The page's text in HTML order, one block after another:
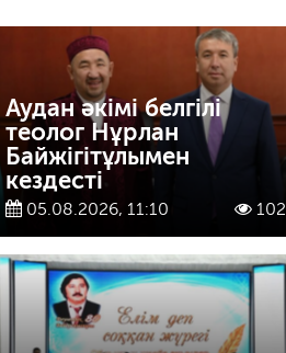
Аудан әкімі белгілі
теолог Нұрлан
Байжігітұлымен
кездесті
05.08.2026, 11:10 102